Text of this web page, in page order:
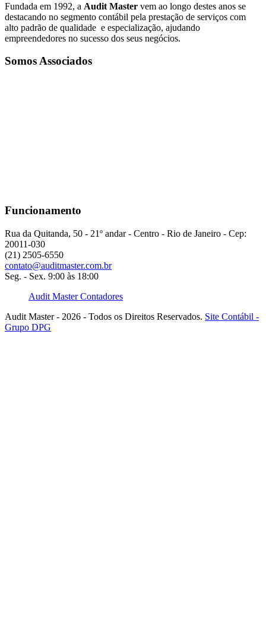
Fundada em 1992, a Audit Master vem ao longo destes anos se
destacando no segmento contábil pela prestação de serviços com
alto padrão de qualidade e especialização, ajudando
empreendedores no sucesso dos seus negócios.
Somos Associados
Funcionamento
Rua da Quitanda, 50 - 21º andar - Centro - Rio de Janeiro - Cep:
20011-030
(21) 2505-6550
contato@auditmaster.com.br
Seg. - Sex. 9:00 às 18:00
Audit Master Contadores
Audit Master - 2026 - Todos os Direitos Reservados. Site Contábil -
Grupo DPG